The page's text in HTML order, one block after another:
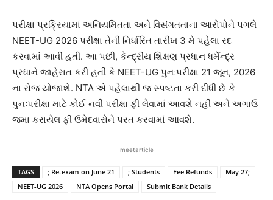
પરીક્ષા પ્રક્રિયામાં અનિયમિતતા અને વિસંગતતાના આરોપોને પગલે
NEET-UG 2026 પરીક્ષા તેની નિર્ધારિત તારીખ 3 મે પહેલા રદ
કરવામાં આવી હતી. આ પછી, કેન્દ્રીય શિક્ષણ પ્રધાન ધર્મેન્દ્ર
પ્રધાને જાહેરાત કરી હતી કે NEET-UG પુનઃપરીક્ષા 21 જૂન, 2026
ના રોજ યોજાશે. NTA એ પહેલાથી જ સ્પષ્ટતા કરી દીધી છે કે
પુનઃપરીક્ષા માટે કોઈ નવી પરીક્ષા ફી લેવામાં આવશે નહીં અને અગાઉ
જમા કરાયેલ ફી ઉમેદવારોને પરત કરવામાં આવશે.
meetarticle
TAGS ; Re-exam on June 21 ; Students Fee Refunds
May 27;
NEET-UG 2026
NTA Opens Portal Submit Bank Details